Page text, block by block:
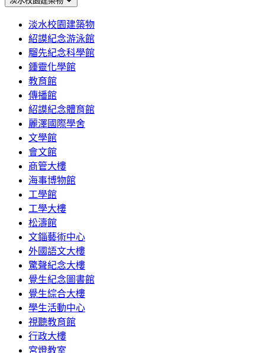
淡水校園建築物
紹謨紀念游泳館
騮先紀念科學館
鍾靈化學館
教育館
傳播館
紹謨紀念體育館
麗澤國際學舍
文學館
會文館
商管大樓
海事博物館
工學館
工學大樓
松濤館
文錙藝術中心
外國語文大樓
驚聲紀念大樓
覺生紀念圖書館
覺生綜合大樓
學生活動中心
視聽教育館
行政大樓
宮燈教室